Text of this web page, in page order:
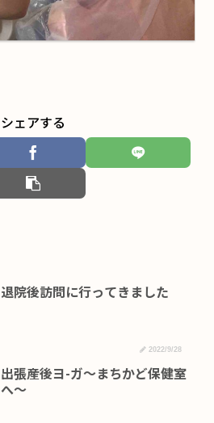
シェアする
退院後訪問に行ってきました
2022/9/28
出張産後ヨ-ガ～まちかど保健室
へ～